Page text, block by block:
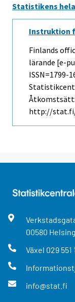
Statistikens
Instruktion
Finlands
lärande [e-
ISSN=1799-
Åtkomstsätt:
http://
00580
Växel 029 551
info@stat.fi